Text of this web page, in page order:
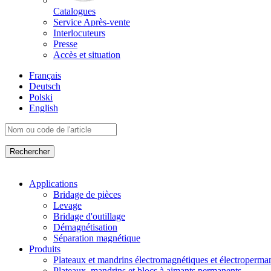
Catalogues
Service Après-vente
Interlocuteurs
Presse
Accès et situation
Français
Deutsch
Polski
English
Applications
Bridage de pièces
Levage
Bridage d'outillage
Démagnétisation
Séparation magnétique
Produits
Plateaux et mandrins électromagnétiques et